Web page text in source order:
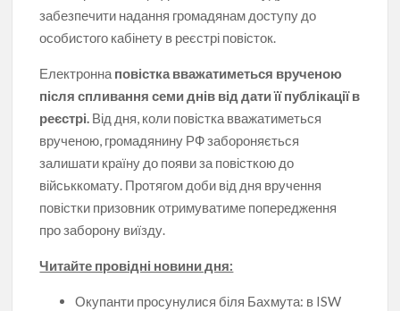
забезпечити надання громадянам доступу до
особистого кабінету в реєстрі повісток.
Електронна повістка вважатиметься врученою
після спливання семи днів від дати її публікації в
реєстрі. Від дня, коли повістка вважатиметься
врученою, громадянину РФ забороняється
залишати країну до появи за повісткою до
військкомату. Протягом доби від дня вручення
повістки призовник отримуватиме попередження
про заборону виїзду.
Читайте провідні новини дня:
Окупанти просунулися біля Бахмута: в ISW